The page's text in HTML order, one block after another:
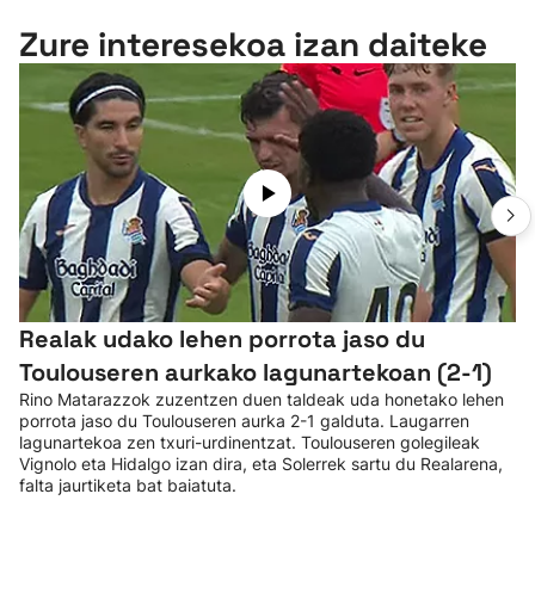
Zure interesekoa izan daiteke
Realak udako lehen porrota jaso du
Toulouseren aurkako lagunartekoan (2-1)
Rino Matarazzok zuzentzen duen taldeak uda honetako lehen
porrota jaso du Toulouseren aurka 2-1 galduta. Laugarren
lagunartekoa zen txuri-urdinentzat. Toulouseren golegileak
Vignolo eta Hidalgo izan dira, eta Solerrek sartu du Realarena,
falta jaurtiketa bat baiatuta.